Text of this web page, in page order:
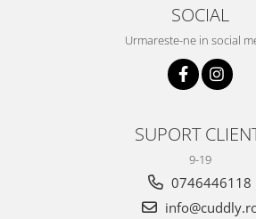
SOCIAL
Urmareste-ne in social
SUPORT
9-19
0746446118